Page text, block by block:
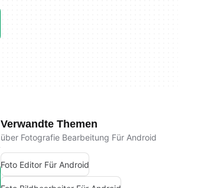
Verwandte Themen
über Fotografie Bearbeitung Für Android
Foto Editor Für Android